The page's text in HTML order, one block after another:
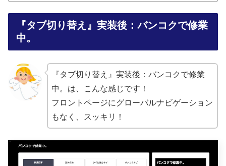
『タブ切り替え』実装後：バンコクで修業
中。
『タブ切り替え』実装後：バンコクで修業
中。は、こんな感じです！
フロントページにグローバルナビゲーション
もなく、スッキリ！